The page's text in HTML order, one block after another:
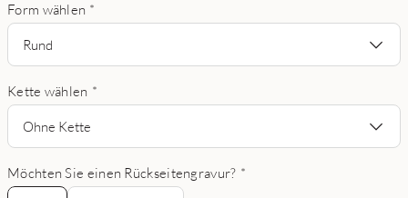
Form wählen *
Rund
Kette wählen *
Ohne Kette
Möchten Sie einen Rückseitengravur? *
Nein